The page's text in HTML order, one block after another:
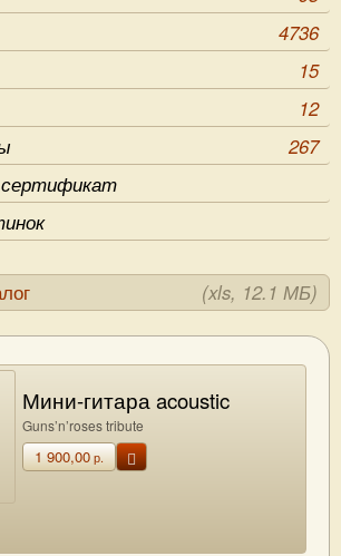
4736
15
12
267
(xls, 12.1 МБ)
Мини-гитара acoustic
Guns’n’roses tribute
1 900,00р.